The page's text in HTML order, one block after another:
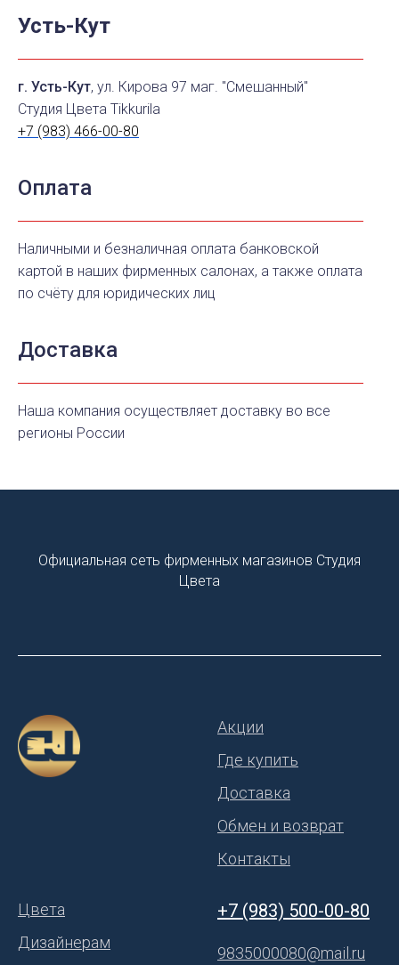
Усть-Кут
г. Усть-Кут, ул. Кирова 97 маг. "Смешанный"
Студия Цвета Tikkurila
+7 (983) 466-00-80
Оплата
Наличными и безналичная оплата банковской
картой в наших фирменных салонах, а также оплата
по счёту для юридических лиц
Доставка
Наша компания осуществляет доставку во все
регионы России
Официальная сеть фирменных магазинов Студия
Цвета
Акции
Где купить
Доставка
Обмен и возврат
Контакты
Цвета
Дизайнерам
+7 (983) 500-00-80
9835000080@mail.ru